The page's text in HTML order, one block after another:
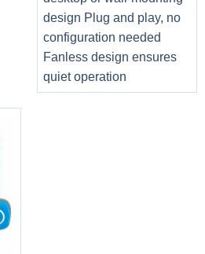
của Lexar đều trải qua quá
Phòng thí nghiệm chất
design Plug and play, no
configuration needed
Fanless design ensures
quiet operation